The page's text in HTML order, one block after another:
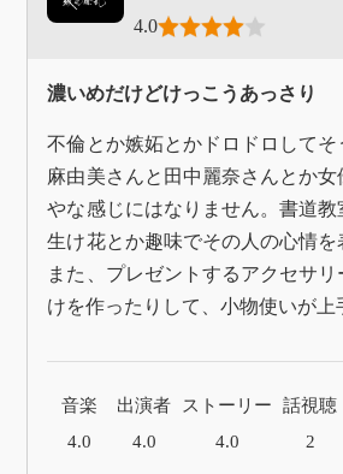
4.0
濃いめだけどけっこうあっさり
不倫とか嫉妬とかドロドロして
麻由美さんと田中麗奈さんとか
やな感じにはなりません。書道
生け花とか趣味でその人の心情を
また、プレゼントするアクセサ
けを作ったりして、小物使いが上
音楽
4.0
出演者
4.0
ストーリー
4.0
話視聴
2